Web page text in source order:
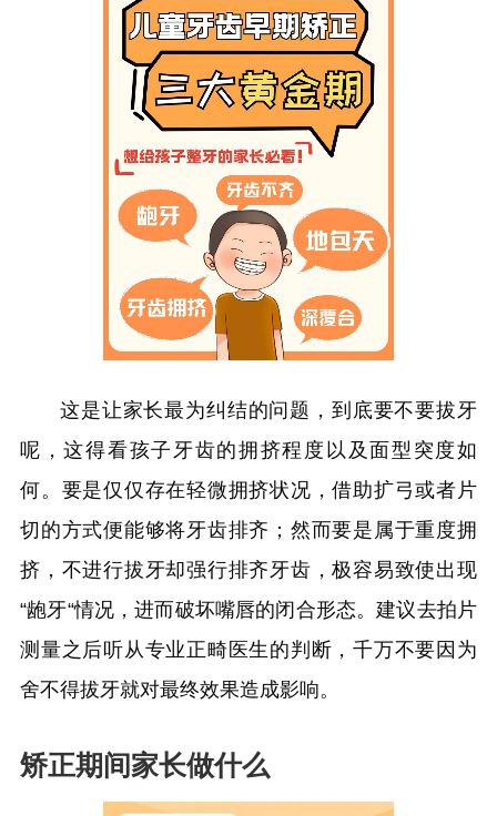
这是让家长最为纠结的问题，到底要不要拔牙
呢，这得看孩子牙齿的拥挤程度以及面型突度如
何。要是仅仅存在轻微拥挤状况，借助扩弓或者片
切的方式便能够将牙齿排齐；然而要是属于重度拥
挤，不进行拔牙却强行排齐牙齿，极容易致使出现
“龅牙“情况，进而破坏嘴唇的闭合形态。建议去拍片
测量之后听从专业正畸医生的判断，千万不要因为
舍不得拔牙就对最终效果造成影响。
矫正期间家长做什么